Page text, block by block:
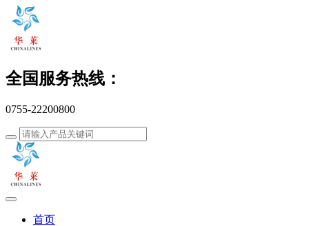
全国服务热线：
0755-22200800
首页